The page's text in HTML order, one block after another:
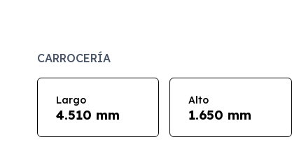
CARROCERÍA
Largo
4.510 mm
Alto
1.650 mm